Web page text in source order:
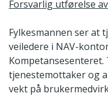
Forsvarlig utførelse
Fylkesmannen ser at
veiledere i NAV-
Kompetansesenteret.
tjenestemottaker og
vekt på